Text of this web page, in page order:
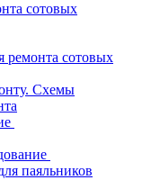
сотовых
сотовых
Схемы
паяльников